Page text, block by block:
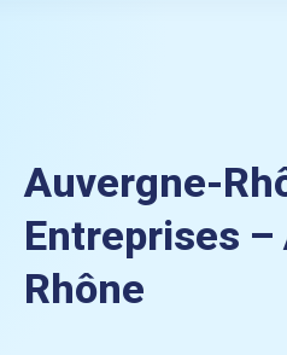
Auvergne-
Entreprises –
Rhône